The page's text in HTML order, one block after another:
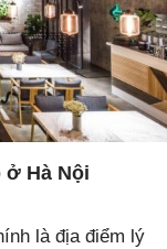
Hà Nội
là địa điểm lý